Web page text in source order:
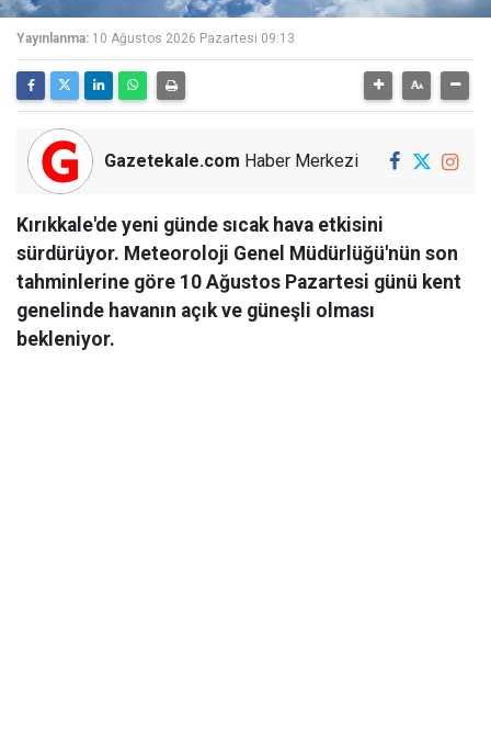
Yayınlanma: 10 Ağustos 2026 Pazartesi 09:13
Gazetekale.com Haber Merkezi
Kırıkkale'de yeni günde sıcak hava etkisini
sürdürüyor. Meteoroloji Genel Müdürlüğü'nün son
tahminlerine göre 10 Ağustos Pazartesi günü kent
genelinde havanın açık ve güneşli olması
bekleniyor.